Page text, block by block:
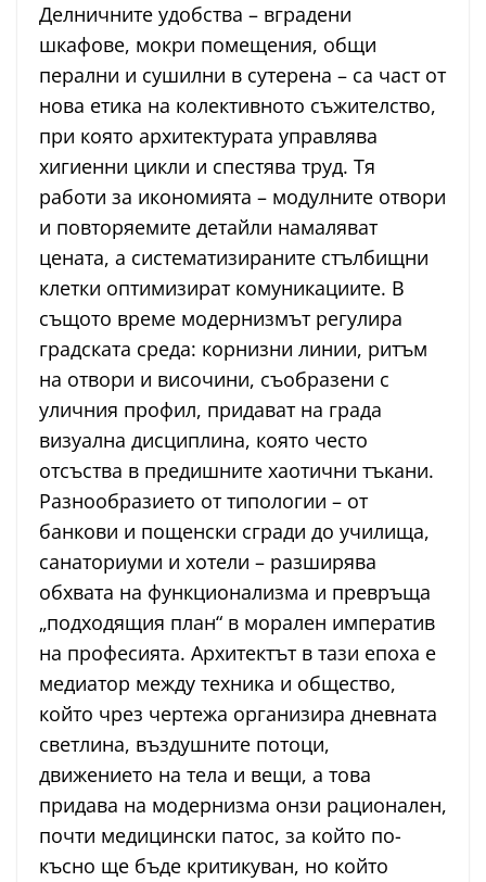
Делничните удобства – вградени
шкафове, мокри помещения, общи
перални и сушилни в сутерена – са част от
нова етика на колективното съжителство,
при която архитектурата управлява
хигиенни цикли и спестява труд. Тя
работи за икономията – модулните отвори
и повторяемите детайли намаляват
цената, а систематизираните стълбищни
клетки оптимизират комуникациите. В
същото време модернизмът регулира
градската среда: корнизни линии, ритъм
на отвори и височини, съобразени с
уличния профил, придават на града
визуална дисциплина, която често
отсъства в предишните хаотични тъкани.
Разнообразието от типологии – от
банкови и пощенски сгради до училища,
санаториуми и хотели – разширява
обхвата на функционализма и превръща
„подходящия план“ в морален императив
на професията. Архитектът в тази епоха е
медиатор между техника и общество,
който чрез чертежа организира дневната
светлина, въздушните потоци,
движението на тела и вещи, а това
придава на модернизма онзи рационален,
почти медицински патос, за който по-
късно ще бъде критикуван, но който